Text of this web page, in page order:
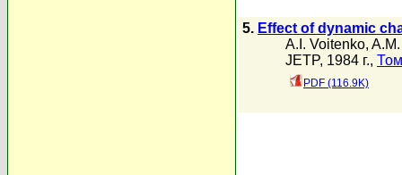
5. Effect of dynamic
A.I. Voitenko,
JETP, 1984 г.,
PDF (116.9K)